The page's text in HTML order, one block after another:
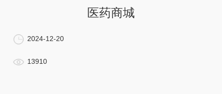
医药商城
2024-12-20
13910